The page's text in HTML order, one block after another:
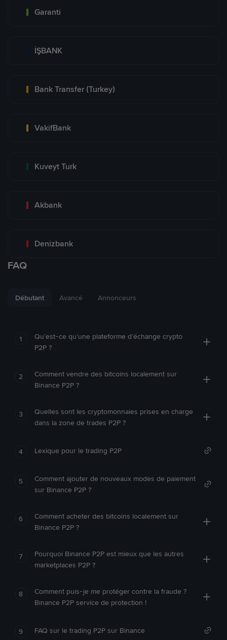
Garanti
İŞBANK
Bank Transfer (Turkey)
VakifBank
Kuveyt Turk
Akbank
Denizbank
FAQ
Débutant Avancé Annonceurs
1
Qu’est-ce qu’une plateforme d’échange crypto
P2P ?
2
Comment vendre des bitcoins localement sur
Binance P2P ?
3
Quelles sont les cryptomonnaies prises en charge
dans la zone de trades P2P ?
4 Lexique pour le trading P2P
5
Comment ajouter de nouveaux modes de paiement
sur Binance P2P ?
6
Comment acheter des bitcoins localement sur
Binance P2P ?
7
Pourquoi Binance P2P est mieux que les autres
marketplaces P2P ?
8
Comment puis-je me protéger contre la fraude ?
Binance P2P service de protection !
9 FAQ sur le trading P2P sur Binance